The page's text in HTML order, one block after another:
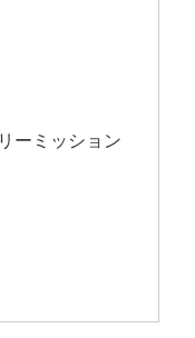
ーミッション